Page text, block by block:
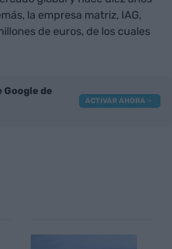
la empresa matriz, IAG,
de euros, de los cuales
de
ACTIVAR AHORA